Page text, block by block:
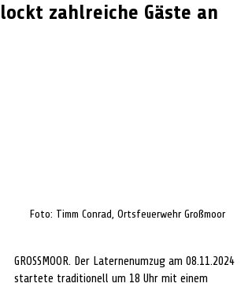
lockt zahlreiche Gäste an
Foto: Timm Conrad, Ortsfeuerwehr Großmoor
GROSSMOOR. Der Laternenumzug am 08.11.2024
startete traditionell um 18 Uhr mit einem